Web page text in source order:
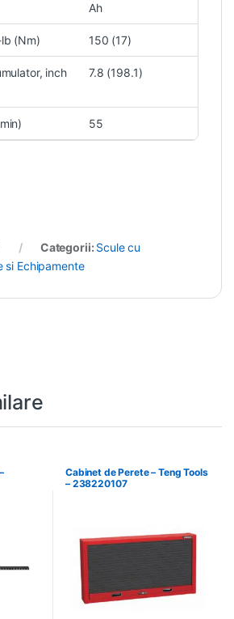
Ah
(Nm) 150 (17)
inch
7.8 (198.1)
55
Categorii: Scule cu
si Echipamente
Cabinet de Perete – Teng Tools
– 238220107